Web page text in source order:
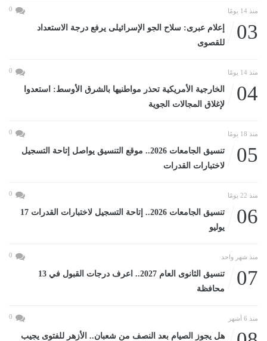
منذ 14 يومًا 0
03
إعلام عبرى: سلاح الجو الإسرائيلى يرفع درجة الاستعداد
للقصوى
منذ 14 يومًا 0
04
الخارجية الأمريكية تحذر مواطنيها بالشرق الأوسط: استعدوا
لإغلاق المجالات الجوية
منذ 18 يومًا 0
05
تنسيق الجامعات 2026.. موقع التنسيق يواصل إتاحة التسجيل
لاختبارات القدرات
منذ 22 يومًا 0
06
تنسيق الجامعات 2026.. إتاحة التسجيل لاختبارات القدرات 17
يوليو
منذ شهر واحد 0
07
تنسيق الثانوى العام 2027.. اعرف درجات القبول في 13
محافظة
منذ 6 أشهر 0
هل يجوز الصيام بعد النصف من شعبان.. الأزهر للفتوى يجيب